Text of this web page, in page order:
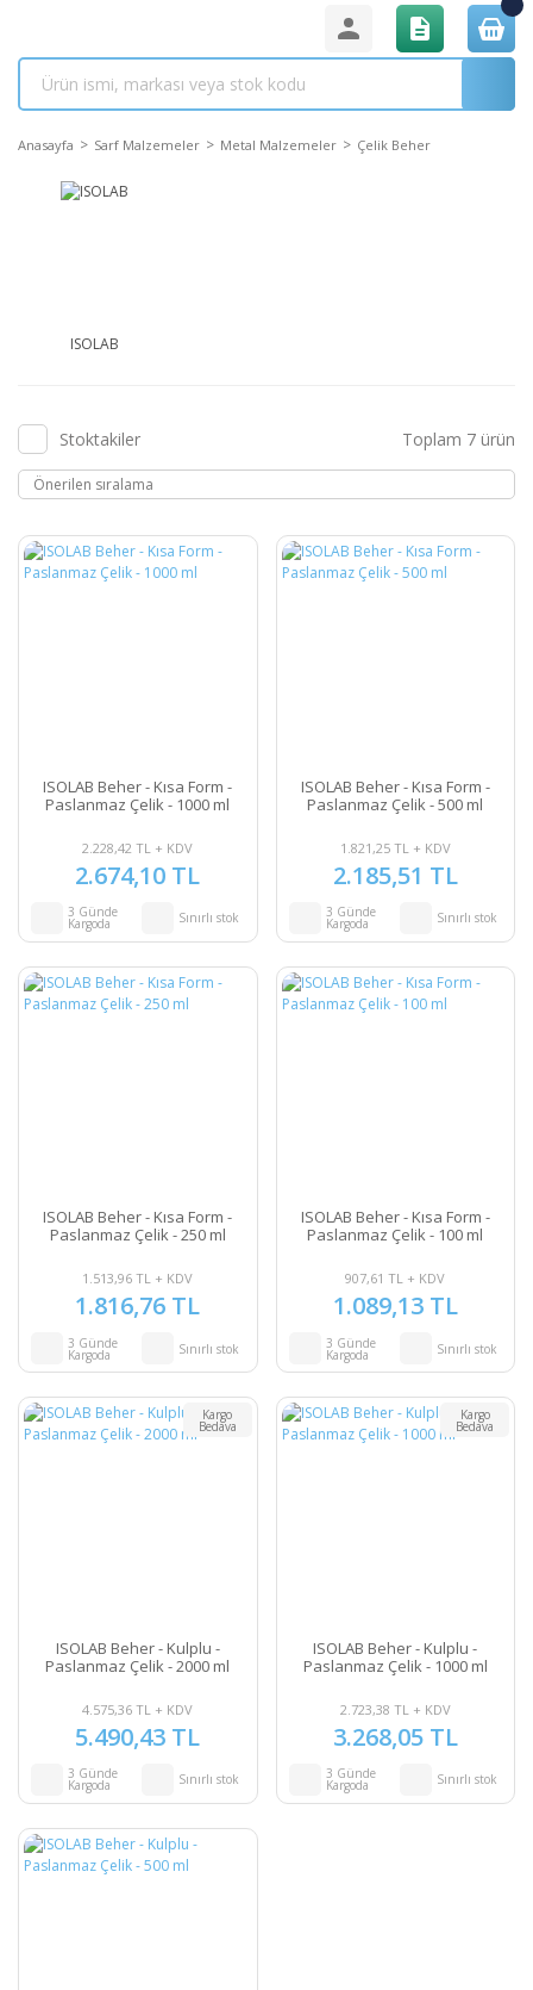
Anasayfa Sarf Malzemeler Metal Malzemeler Çelik Beher
ISOLAB
Stoktakiler Toplam 7 ürün
ISOLAB Beher - Kısa Form -
Paslanmaz Çelik - 1000 ml
2.228,42 TL + KDV
2.674,10 TL
3 Günde
Kargoda Sınırlı stok
ISOLAB Beher - Kısa Form -
Paslanmaz Çelik - 500 ml
1.821,25 TL + KDV
2.185,51 TL
3 Günde
Kargoda Sınırlı stok
ISOLAB Beher - Kısa Form -
Paslanmaz Çelik - 250 ml
1.513,96 TL + KDV
1.816,76 TL
3 Günde
Kargoda Sınırlı stok
ISOLAB Beher - Kısa Form -
Paslanmaz Çelik - 100 ml
907,61 TL + KDV
1.089,13 TL
3 Günde
Kargoda Sınırlı stok
Kargo
Bedava
ISOLAB Beher - Kulplu -
Paslanmaz Çelik - 2000 ml
4.575,36 TL + KDV
5.490,43 TL
3 Günde
Kargoda Sınırlı stok
Kargo
Bedava
ISOLAB Beher - Kulplu -
Paslanmaz Çelik - 1000 ml
2.723,38 TL + KDV
3.268,05 TL
3 Günde
Kargoda Sınırlı stok